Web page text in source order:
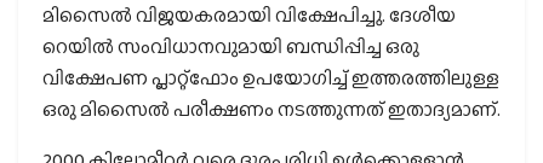
മിസൈൽ വിജയകരമായി വിക്ഷേപിച്ചു. ദേശീയ
റെയിൽ സംവിധാനവുമായി ബന്ധിപ്പിച്ച ഒരു
വിക്ഷേപണ പ്ലാറ്റ്‌ഫോം ഉപയോഗിച്ച് ഇത്തരത്തിലുള്ള
ഒരു മിസൈൽ പരീക്ഷണം നടത്തുന്നത് ഇതാദ്യമാണ്.